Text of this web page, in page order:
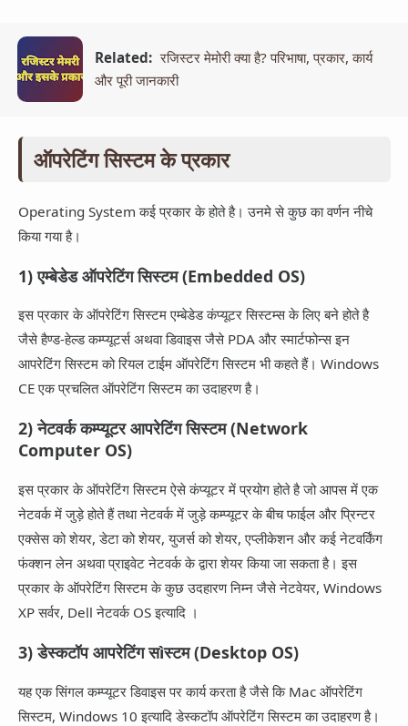
Related: रजिस्टर मेमोरी क्या है? परिभाषा, प्रकार, कार्य
और पूरी जानकारी
ऑपरेटिंग सिस्टम के प्रकार
Operating System कई प्रकार के होते है। उनमे से कुछ का वर्णन नीचे
किया गया है।
1) एम्बेडेड ऑपरेटिंग सिस्टम (Embedded OS)
इस प्रकार के ऑपरेटिंग सिस्टम एम्बेडेड कंप्यूटर सिस्टम्स के लिए बने होते है
जैसे हैण्ड-हेल्ड कम्प्यूटर्स अथवा डिवाइस जैसे PDA और स्मार्टफोन्स इन
आपरेटिंग सिस्टम को रियल टाईम ऑपरेटिंग सिस्टम भी कहते हैं। Windows
CE एक प्रचलित ऑपरेटिंग सिस्टम का उदाहरण है।
2) नेटवर्क कम्प्यूटर आपरेटिंग सिस्टम (Network
Computer OS)
इस प्रकार के ऑपरेटिंग सिस्टम ऐसे कंप्यूटर में प्रयोग होते है जो आपस में एक
नेटवर्क में जुड़े होते हैं तथा नेटवर्क में जुड़े कम्प्यूटर के बीच फाईल और प्रिन्टर
एक्सेस को शेयर, डेटा को शेयर, युजर्स को शेयर, एप्लीकेशन और कई नेटवर्किंग
फंक्शन लेन अथवा प्राइवेट नेटवर्क के द्वारा शेयर किया जा सकता है। इस
प्रकार के ऑपरेटिंग सिस्टम के कुछ उदहारण निम्न जैसे नेटवेयर, Windows
XP सर्वर, Dell नेटवर्क OS इत्यादि ।
3) डेस्कटॉप आपरेटिंग सìस्टम (Desktop OS)
यह एक सिंगल कम्प्यूटर डिवाइस पर कार्य करता है जैसे कि Mac ऑपरेटिंग
सिस्टम, Windows 10 इत्यादि डेस्कटॉप ऑपरेटिंग सिस्टम का उदाहरण है।